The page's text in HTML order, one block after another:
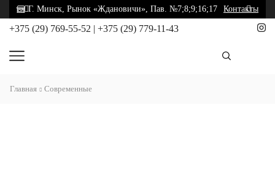
Г. Минск, Рынок «Ждановичи», Пав. №7;8;9;16;17 Контакты
+375 (29) 769-55-52 | +375 (29) 779-11-43
Главная Современные